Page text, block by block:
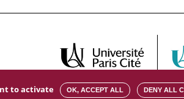
to activate OK, ACCEPT ALL DENY ALL